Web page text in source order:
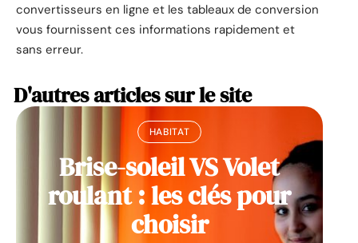
convertisseurs en ligne et les tableaux de conversion
vous fournissent ces informations rapidement et
sans erreur.
D'autres articles sur le site
HABITAT
Brise-soleil VS Volet
roulant : les clés pour
choisir